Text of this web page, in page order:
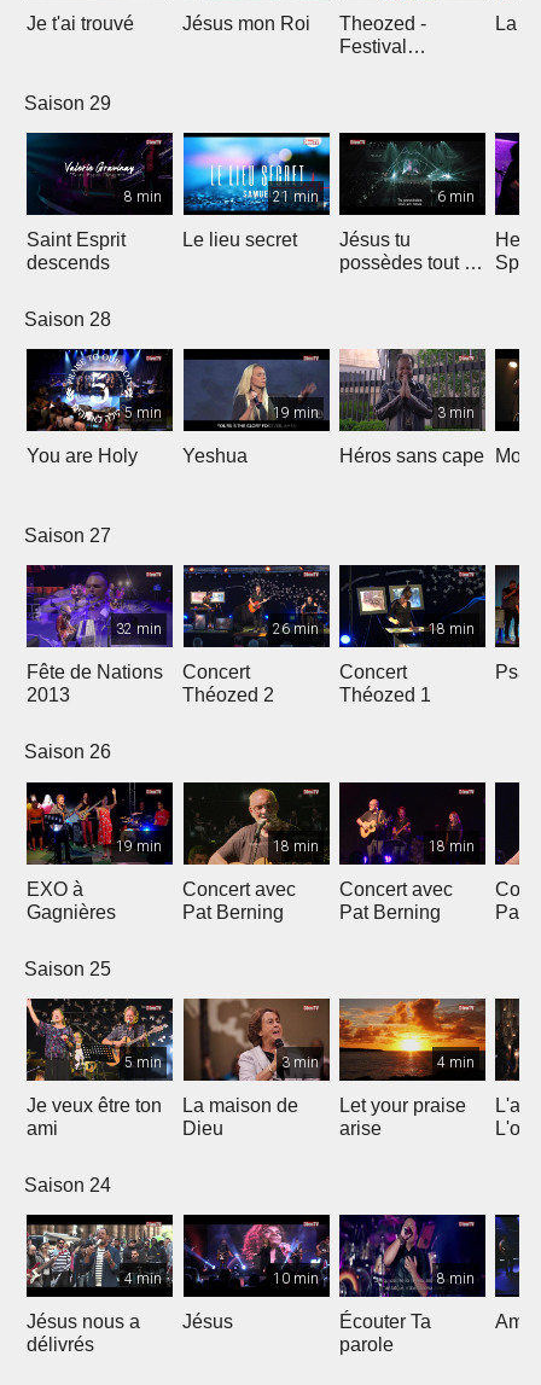
Je t'ai trouvé Jésus mon Roi
Theozed -
Festival
La
Saison 29
8 min
Saint Esprit
descends
21 min
Le lieu secret
6 min
Jésus tu
possèdes tout en
He
Saison 28
5 min
You are Holy
19 min
Yeshua
3 min
Héros sans cape Moi
Saison 27
32 min
Fête de Nations
2013
26 min
Concert
Théozed 2
18 min
Concert
Théozed 1
Saison 26
19 min
EXO à
Gagnières
18 min
Concert avec
Pat Berning
18 min
Concert avec
Pat Berning
Pat
Saison 25
5 min
Je veux être ton
ami
3 min
La maison de
Dieu
4 min
Let your praise
arise
Saison 24
4 min
Jésus nous a
délivrés
10 min
Jésus
8 min
Écouter Ta
parole
Ami